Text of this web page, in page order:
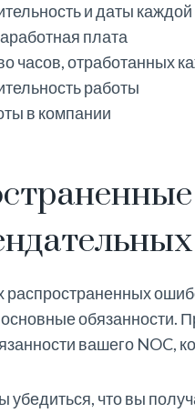
и даты
плата
часов, отработанных
работы
в компании
обязанности.
вашего NOC,
убедиться, что вы